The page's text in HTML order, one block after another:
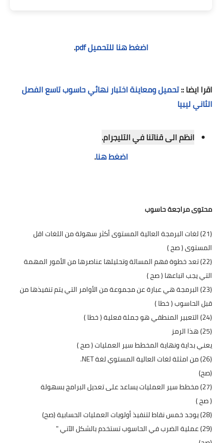
اضغط هنا للتحميل pdf .
اقرا ايضا ::تحميل ومعاينة اختبار نهائي حاسوب تاسع الفصل
الثاني ليبيا
انظم الى قناتنا في التليجرام.
اضغط هنا.
محتوى مراجعة حاسوب
(21) لغات البرمجة العالية المستوى أكثر سهولة من اللغات اقل
المستوى ( صح )
(22) تعد خطوة فهم المسالة وتحليلها عناصرها من الأمور المهمة
التي يجب اتباعها ( صح )
(23) البرمجة هي عبارة عن مجموعة من الأوامر التي يتم تنفيذها من
قبل الحاسوب ( خطا )
(24) التعبير المنطقي هو جملة فعلية ( خطا )
(25) هذا الرمز
يعني بداية ونهاية المخطط سير العمليات ( صح )
(26) من امثلة لغات العالية المستوي لغة NET.
(صح)
(27) مخطط سير العمليات يساعد على تعديل البرامج بسهولة
( صح )
(28) يوجد خمس نقاط لتنفيذ أولويات العمليات الحسابية (صح)
(29) عملية الضرب في الحاسوب تستخدم بالشكل الآتي "